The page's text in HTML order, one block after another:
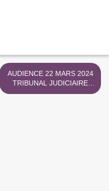
AUDIENCE 22 MARS 2024
TRIBUNAL JUDICIAIRE
BAR - LE - DUC . MEUSE >